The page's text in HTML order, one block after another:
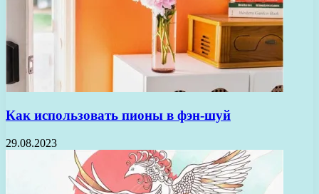
Как использовать пионы в фэн-шуй
29.08.2023